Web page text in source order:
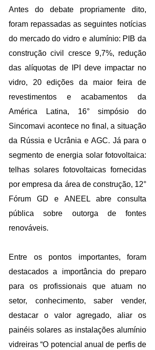
Antes do debate propriamente dito,
foram repassadas as seguintes notícias
do mercado do vidro e alumínio: PIB da
construção civil cresce 9,7%, redução
das alíquotas de IPI deve impactar no
vidro, 20 edições da maior feira de
revestimentos e acabamentos da
América Latina, 16° simpósio do
Sincomavi acontece no final, a situação
da Rússia e Ucrânia e AGC. Já para o
segmento de energia solar fotovoltaica:
telhas solares fotovoltaicas fornecidas
por empresa da área de construção, 12°
Fórum GD e ANEEL abre consulta
pública sobre outorga de fontes
renováveis.
Entre os pontos importantes, foram
destacados a importância do preparo
para os profissionais que atuam no
setor, conhecimento, saber vender,
destacar o valor agregado, aliar os
painéis solares as instalações alumínio
vidreiras “O potencial anual de perfis de